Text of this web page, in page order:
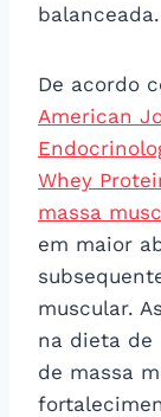
balanceada.
De acordo
American
Whey
massa
em maior
muscular.
na dieta de
de massa